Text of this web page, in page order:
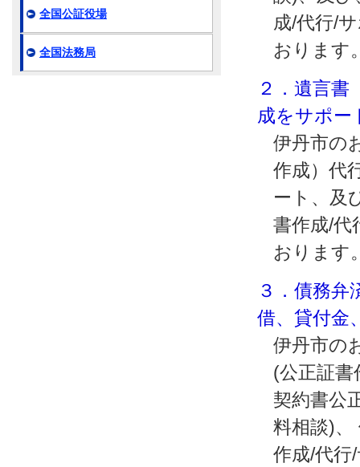
成/代行/
おります
２．遺言書
成をサポー
伊丹市の
作成）代
ート、及
書作成/代
おります
３．債務弁
借、貸付金
伊丹市の
(公正証書
契約書公
料相談)、
作成/代行
全国公証役場
全国法務局